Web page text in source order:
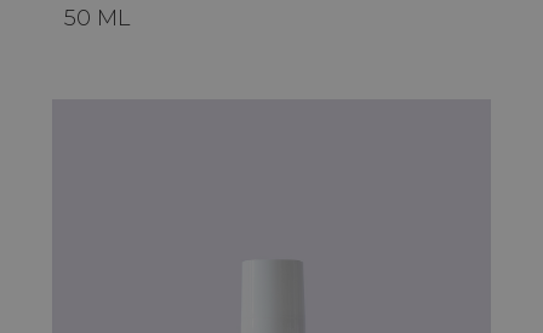
50 ML